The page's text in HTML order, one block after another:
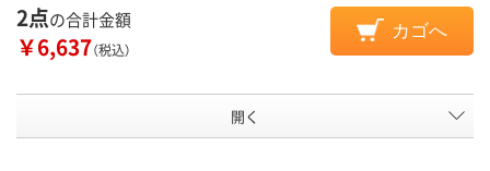
2点の合計金額
￥6,637（税込）
カゴへ
開く